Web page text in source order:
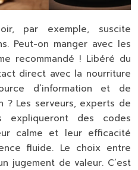
par exemple, suscite
Peut-on manger avec les
recommandé ! Libéré du
direct avec la nourriture
d’information et de
? Les serveurs, experts de
expliqueront des codes
calme et leur efficacité
fluide. Le choix entre
jugement de valeur. C’est